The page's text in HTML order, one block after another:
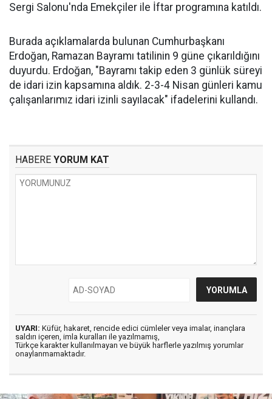
Sergi Salonu'nda Emekçiler ile İftar programına katıldı.
Burada açıklamalarda bulunan Cumhurbaşkanı
Erdoğan, Ramazan Bayramı tatilinin 9 güne çıkarıldığını
duyurdu. Erdoğan, "Bayramı takip eden 3 günlük süreyi
de idari izin kapsamına aldık. 2-3-4 Nisan günleri kamu
çalışanlarımız idari izinli sayılacak" ifadelerini kullandı.
HABERE YORUM KAT
UYARI: Küfür, hakaret, rencide edici cümleler veya imalar, inançlara
saldırı içeren, imla kuralları ile yazılmamış,
Türkçe karakter kullanılmayan ve büyük harflerle yazılmış yorumlar
onaylanmamaktadır.